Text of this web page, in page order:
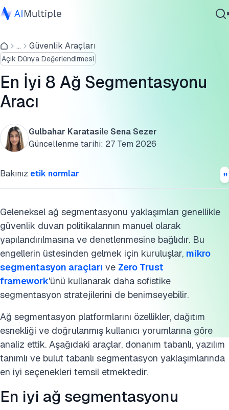
Ajanik Yapay Zeka
Siber güvenlik
Veri
Kurumsal Yazılım
Hizmetler
... Güvenlik Araçları
Açık Dünya Değerlendirmesi
En İyi 8 Ağ Segmentasyonu
Aracı
Gulbahar KaratasileSena Sezer
Güncellenme tarihi: 27 Tem 2026
Bakınız etik normlar
Geleneksel ağ segmentasyonu yaklaşımları genellikle
güvenlik duvarı politikalarının manuel olarak
yapılandırılmasına ve denetlenmesine bağlıdır. Bu
engellerin üstesinden gelmek için kuruluşlar, mikro
segmentasyon araçları ve Zero Trust
framework'ünü kullanarak daha sofistike
segmentasyon stratejilerini de benimseyebilir.
Ağ segmentasyon platformlarını özellikler, dağıtım
esnekliği ve doğrulanmış kullanıcı yorumlarına göre
analiz ettik. Aşağıdaki araçlar, donanım tabanlı, yazılım
tanımlı ve bulut tabanlı segmentasyon yaklaşımlarında
en iyi seçenekleri temsil etmektedir.
En iyi ağ segmentasyonu
FireMon
Cisco Secure Workload
Illumio
Akamai Guardicore Segmentation
Check Point CloudGuard Network Security
Ağ segmentasyon aracı nedir?
Bu araştırmayı kaynak gösterin